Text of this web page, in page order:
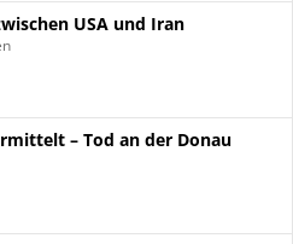
USA und Iran
– Tod an der Donau